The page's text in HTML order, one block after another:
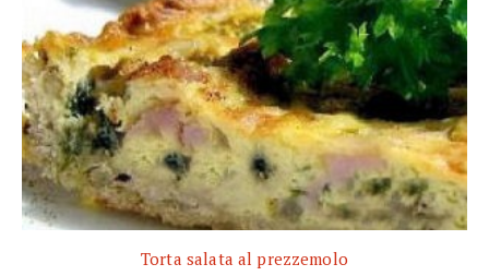
Torta salata al prezzemolo